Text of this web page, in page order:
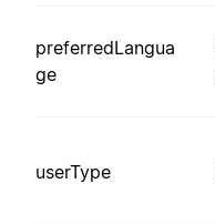
preferredLangua
ge
userType